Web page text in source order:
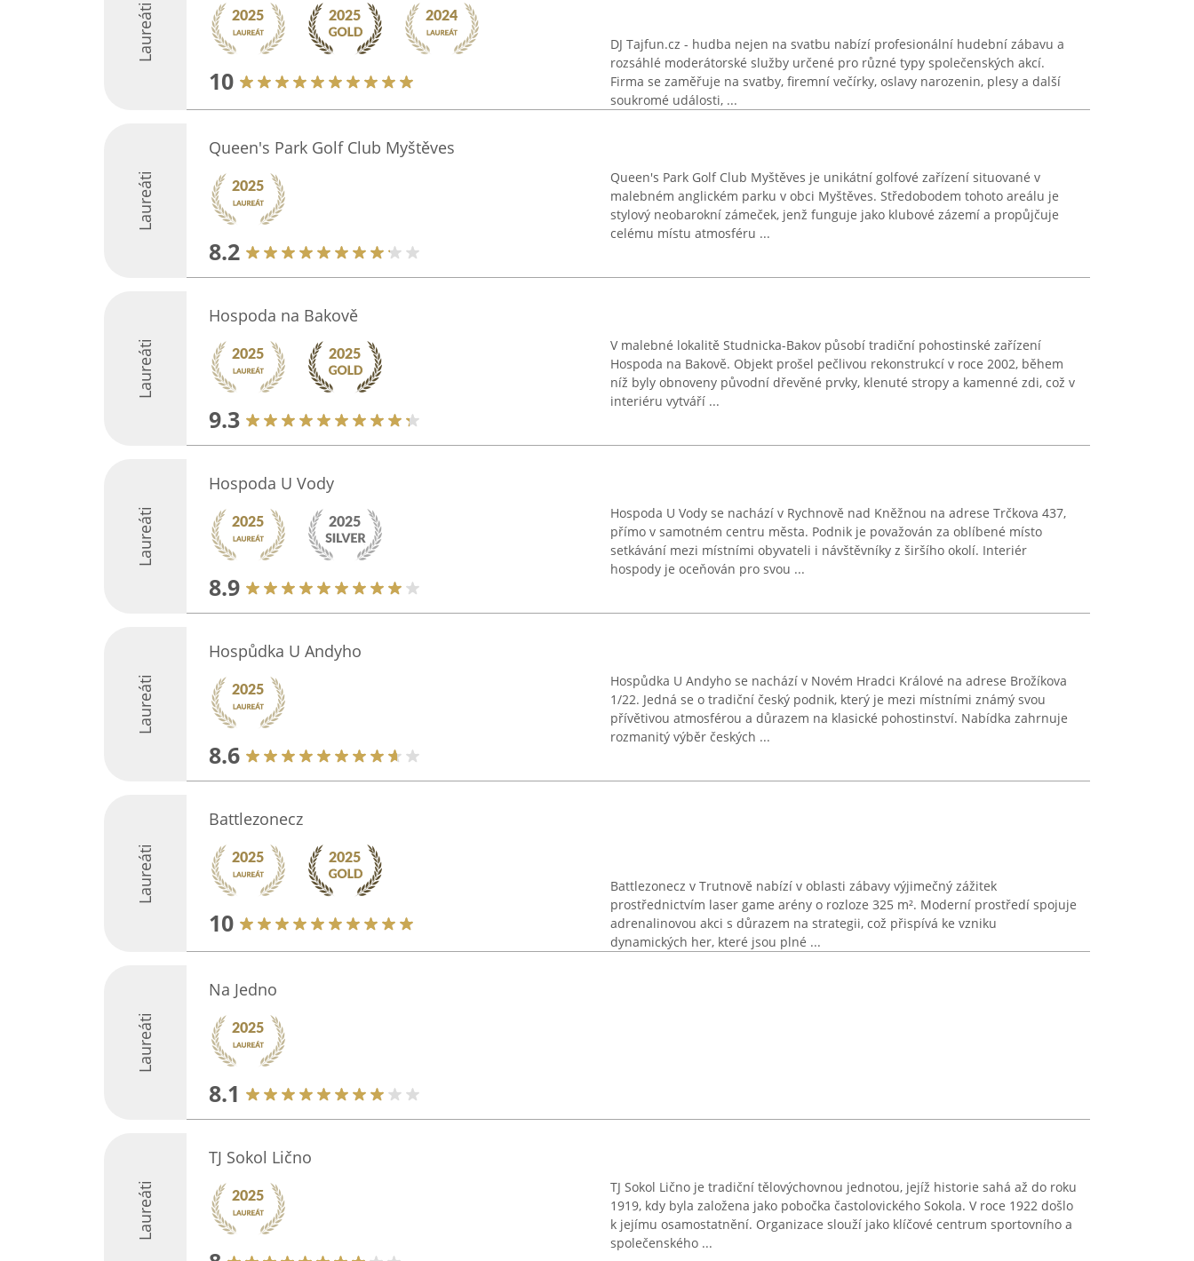
Laureáti
10
DJ Tajfun.cz - hudba nejen na svatbu nabízí profesionální hudební zábavu a
rozsáhlé moderátorské služby určené pro různé typy společenských akcí.
Firma se zaměřuje na svatby, firemní večírky, oslavy narozenin, plesy a další
soukromé události, ...
Laureáti
Queen's Park Golf Club Myštěves
8.2
Queen's Park Golf Club Myštěves je unikátní golfové zařízení situované v
malebném anglickém parku v obci Myštěves. Středobodem tohoto areálu je
stylový neobarokní zámeček, jenž funguje jako klubové zázemí a propůjčuje
celému místu atmosféru ...
Laureáti
Hospoda na Bakově
9.3
V malebné lokalitě Studnicka-Bakov působí tradiční pohostinské zařízení
Hospoda na Bakově. Objekt prošel pečlivou rekonstrukcí v roce 2002, během
níž byly obnoveny původní dřevěné prvky, klenuté stropy a kamenné zdi, což v
interiéru vytváří ...
Laureáti
Hospoda U Vody
8.9
Hospoda U Vody se nachází v Rychnově nad Kněžnou na adrese Trčkova 437,
přímo v samotném centru města. Podnik je považován za oblíbené místo
setkávání mezi místními obyvateli i návštěvníky z širšího okolí. Interiér
hospody je oceňován pro svou ...
Laureáti
Hospůdka U Andyho
8.6
Hospůdka U Andyho se nachází v Novém Hradci Králové na adrese Brožíkova
1/22. Jedná se o tradiční český podnik, který je mezi místními známý svou
přívětivou atmosférou a důrazem na klasické pohostinství. Nabídka zahrnuje
rozmanitý výběr českých ...
Laureáti
Battlezonecz
10
Battlezonecz v Trutnově nabízí v oblasti zábavy výjimečný zážitek
prostřednictvím laser game arény o rozloze 325 m². Moderní prostředí spojuje
adrenalinovou akci s důrazem na strategii, což přispívá ke vzniku
dynamických her, které jsou plné ...
Laureáti
Na Jedno
8.1
Laureáti
TJ Sokol Lično
TJ Sokol Lično je tradiční tělovýchovnou jednotou, jejíž historie sahá až do roku
1919, kdy byla založena jako pobočka častolovického Sokola. V roce 1922 došlo
k jejímu osamostatnění. Organizace slouží jako klíčové centrum sportovního a
společenského ...